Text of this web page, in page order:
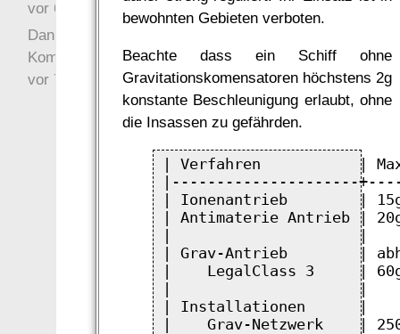
bewohnten Gebieten verboten.
Beachte dass ein Schiff ohne
Gravitationskomensatoren höchstens 2g
konstante Beschleunigung erlaubt, ohne
die Insassen zu gefährden.
| Verfahren           | Max.
|---------------------
| Ionenantrieb        |
| Antimaterie Antrieb
|                     |
| Grav-Antrieb        |
|    LegalClass 3
|                     |
| Installationen
|    Grav-Netzwerk
vor 6 Jahre 10 Wochen
Danke für Deinen
Kommentar!
vor 7 Jahre 22 Wochen